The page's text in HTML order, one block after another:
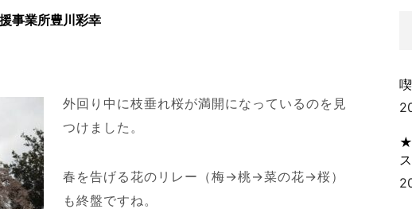
事業所豊川彩幸
外回り中に枝垂れ桜が満開になっているのを見
つけました。
春を告げる花のリレー（梅→桃→菜の花→桜）
も終盤ですね。
★